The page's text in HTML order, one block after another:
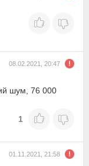
08.02.2021, 20:47
шум, 76 000
1
01.11.2021, 21:58